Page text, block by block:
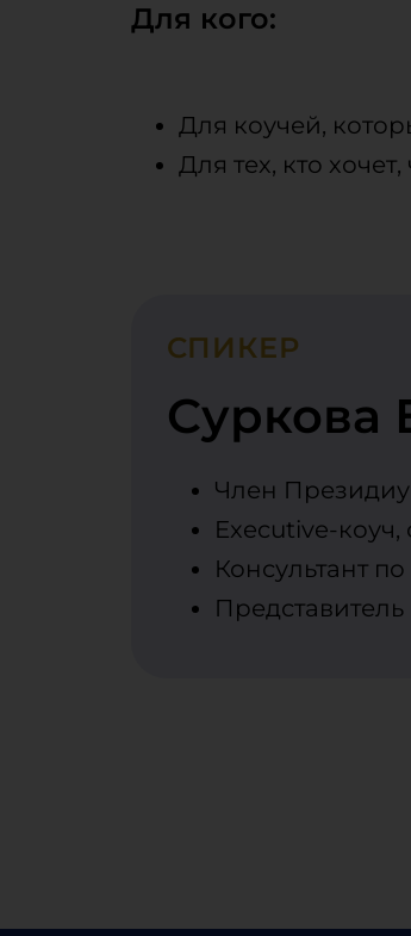
Для кого:
Для коучей,
Для тех, кто
СПИКЕР
Суркова
Член
Executive-
Консультант